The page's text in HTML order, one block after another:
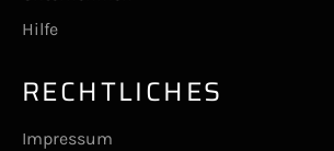
Hilfe
RECHTLICHES
Impressum